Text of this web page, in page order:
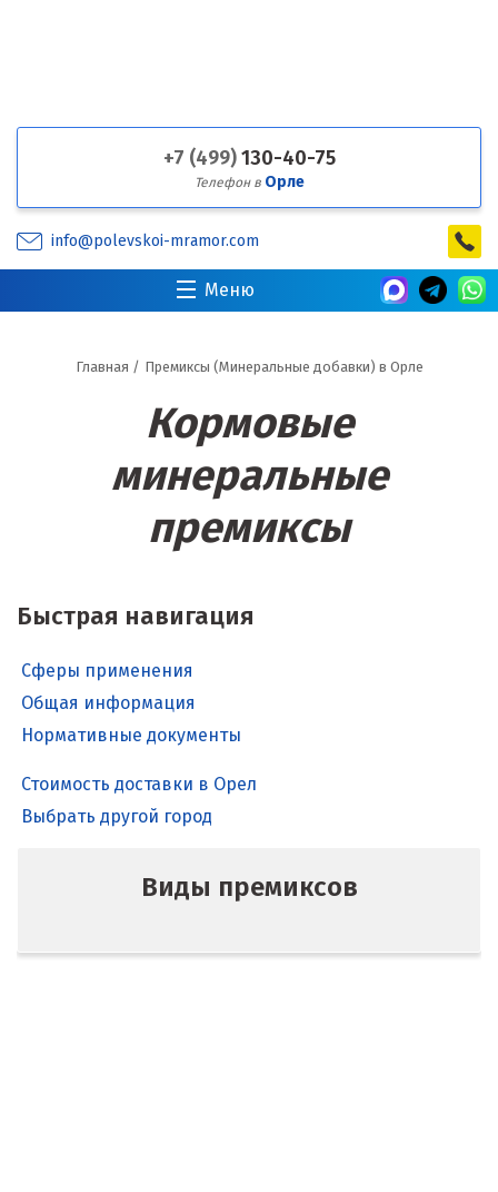
+7 (499)130-40-75
Телефон в Орле
info@polevskoi-mramor.com
Меню
Главная / Премиксы (Минеральные добавки) в Орле
Кормовые
минеральные
премиксы
Быстрая навигация
Сферы применения
Общая информация
Нормативные документы
Выбрать другой город
Виды премиксов